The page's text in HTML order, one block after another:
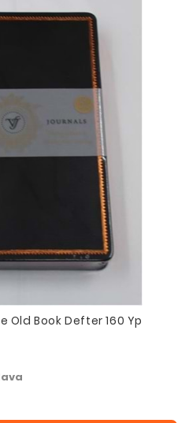
Book Defter 160 Yp